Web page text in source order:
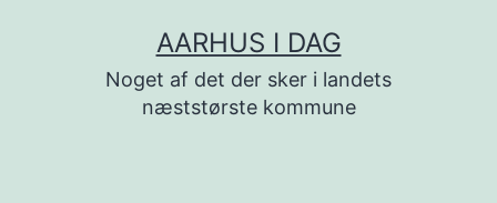
AARHUS I DAG
Noget af det der sker i landets
næststørste kommune